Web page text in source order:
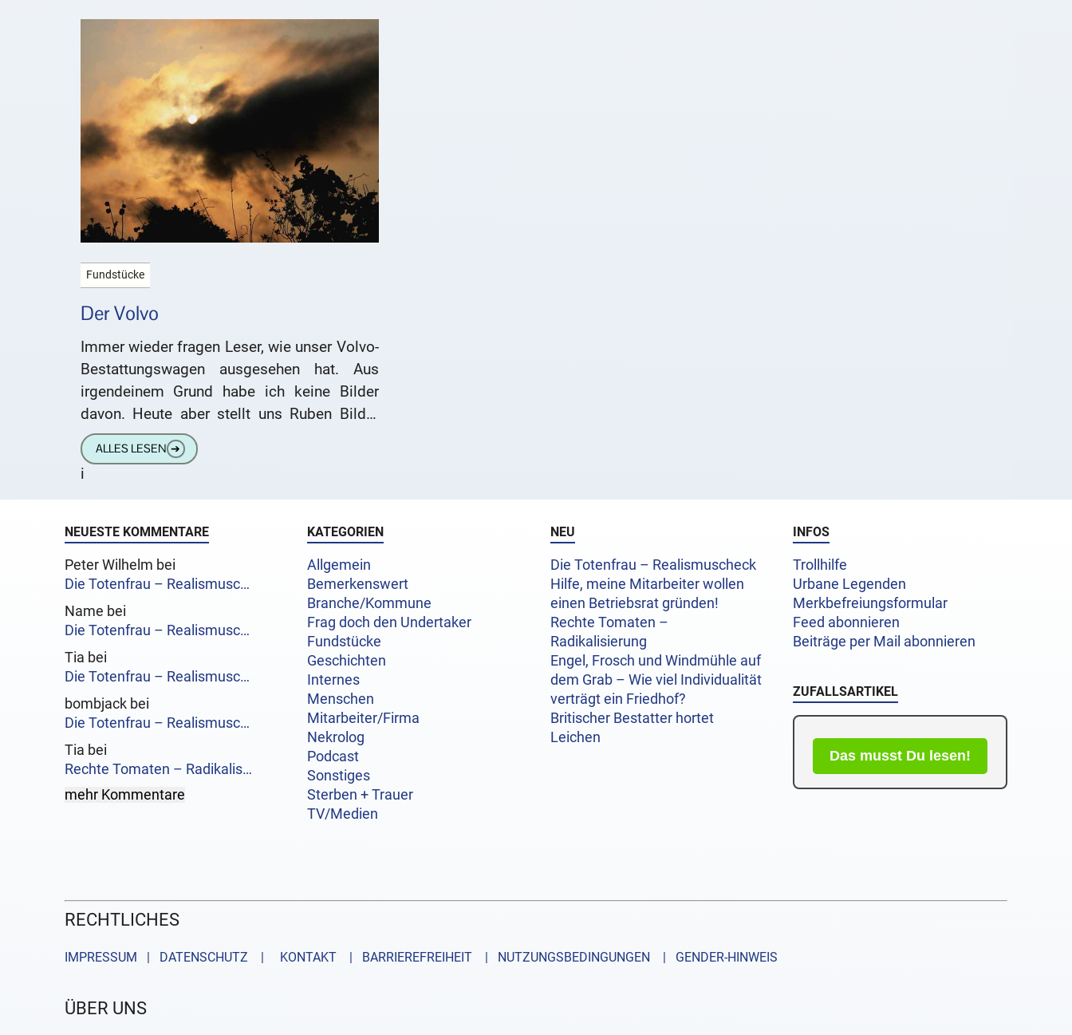
Fundstücke
Der Volvo
Immer wieder fragen Leser, wie unser Volvo-
Bestattungswagen ausgesehen hat. Aus
irgendeinem Grund habe ich keine Bilder
davon. Heute aber stellt uns Ruben Bilder
seines Volvo-„Leichenwagens“ zur
Verfügung. Genau so sah
ALLES LESEN ➔
i
NEUESTE KOMMENTARE
Peter Wilhelm bei
Die Totenfrau – Realismusc…
Name bei
Die Totenfrau – Realismusc…
Tia bei
Die Totenfrau – Realismusc…
bombjack bei
Die Totenfrau – Realismusc…
Tia bei
Rechte Tomaten – Radikalis…
mehr Kommentare
KATEGORIEN
Allgemein
Bemerkenswert
Branche/Kommune
Frag doch den Undertaker
Fundstücke
Geschichten
Internes
Menschen
Mitarbeiter/Firma
Nekrolog
Podcast
Sonstiges
Sterben + Trauer
TV/Medien
NEU
Die Totenfrau – Realismuscheck
Hilfe, meine Mitarbeiter wollen
einen Betriebsrat gründen!
Rechte Tomaten –
Radikalisierung
Engel, Frosch und Windmühle auf
dem Grab – Wie viel Individualität
verträgt ein Friedhof?
Britischer Bestatter hortet
Leichen
INFOS
Trollhilfe
Urbane Legenden
Merkbefreiungsformular
Feed abonnieren
Beiträge per Mail abonnieren
ZUFALLSARTIKEL
Das musst Du lesen!
RECHTLICHES
IMPRESSUM | DATENSCHUTZ | KONTAKT | BARRIEREFREIHEIT | NUTZUNGSBEDINGUNGEN | GENDER-HINWEIS
ÜBER UNS